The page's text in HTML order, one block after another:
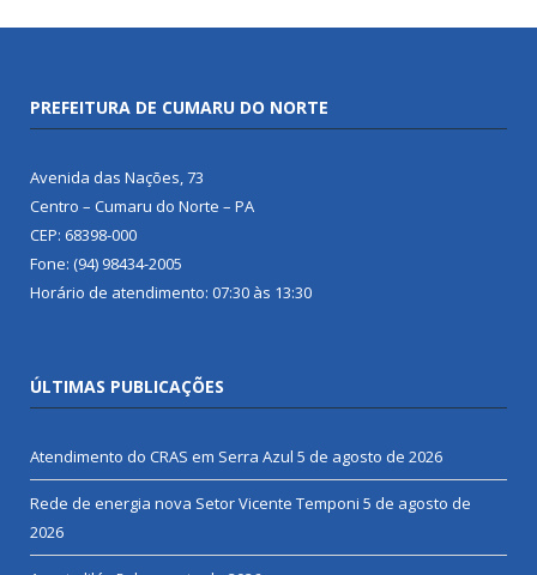
PREFEITURA DE CUMARU DO NORTE
Avenida das Nações, 73
Centro – Cumaru do Norte – PA
CEP: 68398-000
Fone: (94) 98434-2005
Horário de atendimento: 07:30 às 13:30
ÚLTIMAS PUBLICAÇÕES
Atendimento do CRAS em Serra Azul 5 de agosto de 2026
Rede de energia nova Setor Vicente Temponi 5 de agosto de
2026